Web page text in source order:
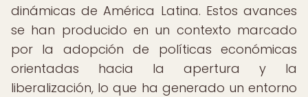
dinámicas de América Latina. Estos avances
se han producido en un contexto marcado
por la adopción de políticas económicas
orientadas hacia la apertura y la
liberalización, lo que ha generado un entorno